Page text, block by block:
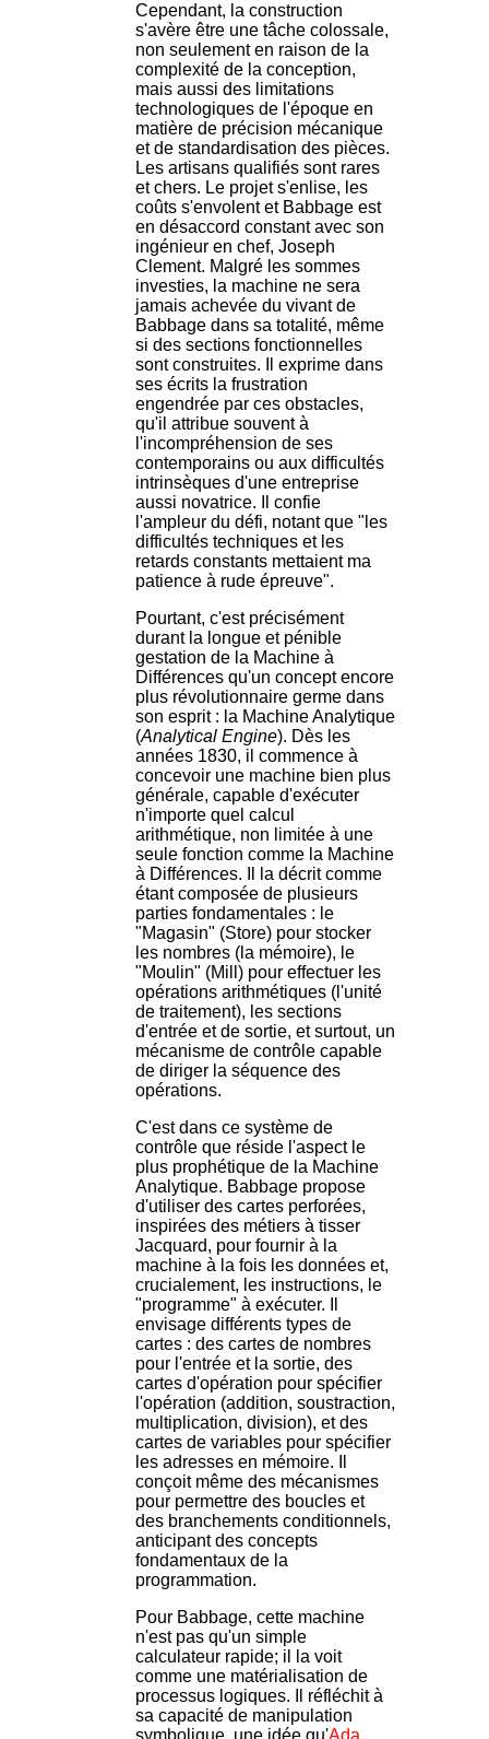
Cependant, la construction
s'avère être une tâche colossale,
non seulement en raison de la
complexité de la conception,
mais aussi des limitations
technologiques de l'époque en
matière de précision mécanique
et de standardisation des pièces.
Les artisans qualifiés sont rares
et chers. Le projet s'enlise, les
coûts s'envolent et Babbage est
en désaccord constant avec son
ingénieur en chef, Joseph
Clement. Malgré les sommes
investies, la machine ne sera
jamais achevée du vivant de
Babbage dans sa totalité, même
si des sections fonctionnelles
sont construites. Il exprime dans
ses écrits la frustration
engendrée par ces obstacles,
qu'il attribue souvent à
l'incompréhension de ses
contemporains ou aux difficultés
intrinsèques d'une entreprise
aussi novatrice. Il confie
l'ampleur du défi, notant que "les
difficultés techniques et les
retards constants mettaient ma
patience à rude épreuve".
Pourtant, c'est précisément
durant la longue et pénible
gestation de la Machine à
Différences qu'un concept encore
plus révolutionnaire germe dans
son esprit : la Machine Analytique
(Analytical Engine). Dès les
années 1830, il commence à
concevoir une machine bien plus
générale, capable d'exécuter
n'importe quel calcul
arithmétique, non limitée à une
seule fonction comme la Machine
à Différences. Il la décrit comme
étant composée de plusieurs
parties fondamentales : le
"Magasin" (Store) pour stocker
les nombres (la mémoire), le
"Moulin" (Mill) pour effectuer les
opérations arithmétiques (l'unité
de traitement), les sections
d'entrée et de sortie, et surtout, un
mécanisme de contrôle capable
de diriger la séquence des
opérations.
C'est dans ce système de
contrôle que réside l'aspect le
plus prophétique de la Machine
Analytique. Babbage propose
d'utiliser des cartes perforées,
inspirées des métiers à tisser
Jacquard, pour fournir à la
machine à la fois les données et,
crucialement, les instructions, le
"programme" à exécuter. Il
envisage différents types de
cartes : des cartes de nombres
pour l'entrée et la sortie, des
cartes d'opération pour spécifier
l'opération (addition, soustraction,
multiplication, division), et des
cartes de variables pour spécifier
les adresses en mémoire. Il
conçoit même des mécanismes
pour permettre des boucles et
des branchements conditionnels,
anticipant des concepts
fondamentaux de la
programmation.
Pour Babbage, cette machine
n'est pas qu'un simple
calculateur rapide; il la voit
comme une matérialisation de
processus logiques. Il réfléchit à
sa capacité de manipulation